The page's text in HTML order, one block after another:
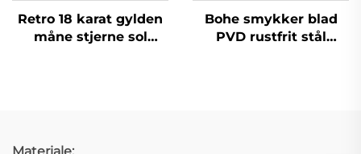
Retro 18 karat gylden
måne stjerne sol
Bohe smykker blad
PVD rustfrit stål